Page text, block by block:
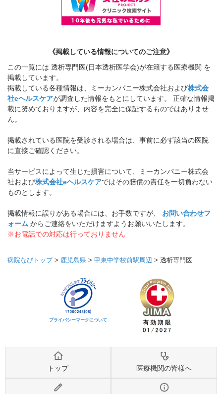
《掲載している情報についてのご注意》
この一覧には 透析専門医(日本透析医学会)が在籍する医療機関 を
掲載しています。
掲載している各種情報は、ミーカンパニー株式会社および株式会
社eヘルスケアが調査した情報をもとにしています。 正確な情報掲
載に努めておりますが、内容を完全に保証するものではありませ
ん。
掲載されている医院を受診される場合は、事前に必ず該当の医院
に直接ご確認ください。
当サービスによって生じた損害について、ミーカンパニー株式会
社および株式会社eヘルスケアではその賠償の責任を一切負わない
ものとします。
掲載情報に誤りがある場合には、お手数ですが、 お問い合わせフ
ォーム からご連絡をいただけますようお願いいたします。
※お電話での対応は行っておりません
病院なびトップ> 鹿児島県 > 甲東中学校前駅周辺 > 透析専門医
プライバシーマークについて
トップ 医療機関の皆様へ